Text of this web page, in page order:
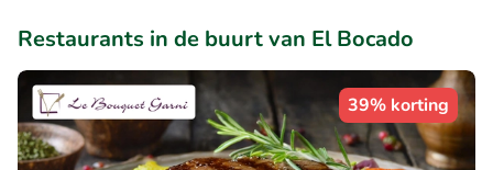
Restaurants in de buurt van El Bocado
39% korting